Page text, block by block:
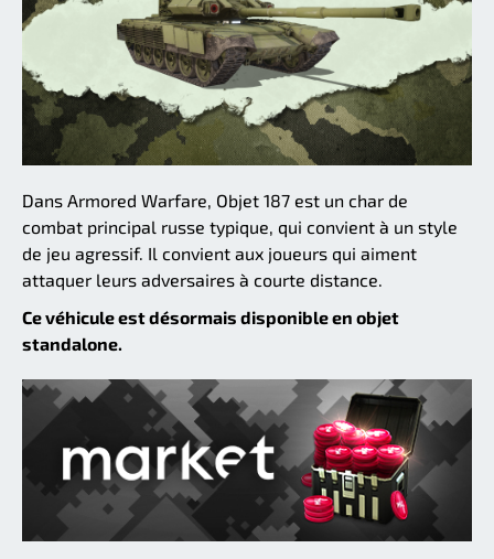
Dans Armored Warfare, Objet 187 est un char de
combat principal russe typique, qui convient à un style
de jeu agressif. Il convient aux joueurs qui aiment
attaquer leurs adversaires à courte distance.
Ce véhicule est désormais disponible en objet
standalone.